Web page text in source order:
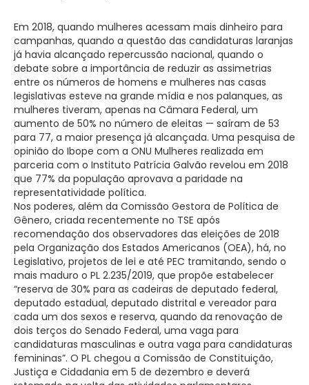
Em 2018, quando mulheres acessam mais dinheiro para
campanhas, quando a questão das candidaturas laranjas
já havia alcançado repercussão nacional, quando o
debate sobre a importância de reduzir as assimetrias
entre os números de homens e mulheres nas casas
legislativas esteve na grande mídia e nos palanques, as
mulheres tiveram, apenas na Câmara Federal, um
aumento de 50% no número de eleitas — saíram de 53
para 77, a maior presença já alcançada. Uma pesquisa de
opinião do Ibope com a ONU Mulheres realizada em
parceria com o Instituto Patrícia Galvão revelou em 2018
que 77% da população aprovava a paridade na
representatividade política.
Nos poderes, além da Comissão Gestora de Política de
Gênero, criada recentemente no TSE após
recomendação dos observadores das eleições de 2018
pela Organização dos Estados Americanos (OEA), há, no
Legislativo, projetos de lei e até PEC tramitando, sendo o
mais maduro o PL 2.235/2019, que propõe estabelecer
“reserva de 30% para as cadeiras de deputado federal,
deputado estadual, deputado distrital e vereador para
cada um dos sexos e reserva, quando da renovação de
dois terços do Senado Federal, uma vaga para
candidaturas masculinas e outra vaga para candidaturas
femininas”. O PL chegou a Comissão de Constituição,
Justiça e Cidadania em 5 de dezembro e deverá